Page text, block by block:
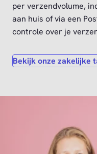
per verzendvolume,
aan huis of via een
controle over je
Bekijk onze zakelijke